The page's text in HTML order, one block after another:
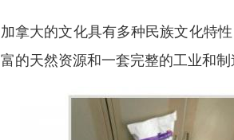
加拿大的文化具有多种民族文化特
富的天然资源和一套完整的工业和